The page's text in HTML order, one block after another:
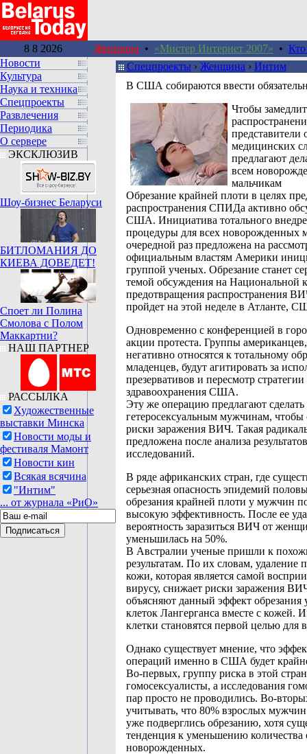
8 8 2026 Женщина • «Мистер Интернет 2007» • Кто
Новости
Культура
Наука и техника
Спецпроекты
Развлечения
Периодика
О сервере
ЭКСКЛЮЗИВ
Шоу-бизнес Беларуси
БИТЛОМАНИЯ ДО
КИЕВА ДОВЕДЕТ!
Споет ли Полина
Смолова с Полом
Маккартни?
НАШ ПАРТНЕР
РАССЫЛКА
Художественные
выставки Минска
Новости моды и
фестиваля Мамонт
Новости кин
Всякая всячина
"Интим"
... от журнала «РиО»
Спецпроекты › Женщина › Интим
В США собираются ввести
Чтобы
медицинских
предлагают
всем
мальчикам
Обрезание крайней плоти в целях
распространения СПИДа активно
США. Инициатива тотального
процедуры для всех новорожденных
очередной раз предложена на
официальным властям Америки
группой ученых. Обрезание станет
темой обсуждения на Национальной
предотвращения распространения
пройдет на этой неделе в Атланте,
Одновременно с конференцией в
акции протеста. Группы
негативно относятся к тотальному
младенцев, будут агитировать за
презервативов и пересмотр стратегии
здравоохранения США.
Эту же операцию предлагают
гетеросексуальным мужчинам, чтобы
риски заражения ВИЧ. Такая
предложена после анализа
исследований.
В ряде африканских стран, где
серьезная опасность эпидемий
обрезания крайней плоти у мужчин
высокую эффективность. После ее
вероятность заразиться ВИЧ от
уменьшилась на 50%.
В Австралии ученые пришли к
результатам. По их словам, удаление
кожи, которая является самой
вирусу, снижает риски заражения
объясняют данный эффект обрезания
клеток Лангерганса вместе с кожей.
клетки становятся первой целью для
Однако существует мнение, что
операций именно в США будет
Во-первых, группу риска в этой
гомосексуалисты, а исследования
пар просто не проводились. Во-
учитывать, что 80% взрослых
уже подверглись обрезанию, хотя
тенденция к уменьшению количества
новорожденных.